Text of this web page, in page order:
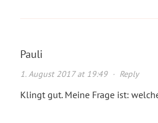
Pauli
1. August 2017 at 19:49· Reply
Klingt gut. Meine Frage ist: